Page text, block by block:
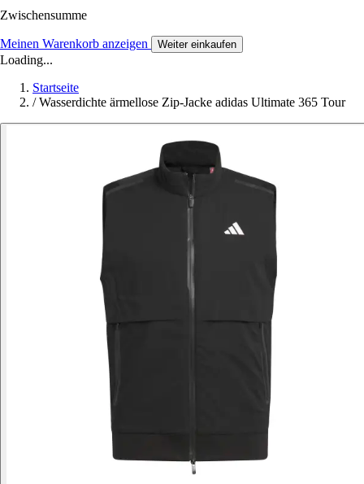
Zwischensumme
Meinen Warenkorb anzeigen Weiter einkaufen
Loading...
Startseite
/ Wasserdichte ärmellose Zip-Jacke adidas Ultimate 365 Tour